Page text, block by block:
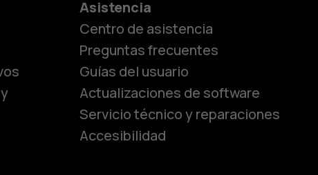
Asistencia
Centro de asistencia
Preguntas frecuentes
Guías del usuario
Actualizaciones de software
Servicio técnico y reparaciones
Accesibilidad